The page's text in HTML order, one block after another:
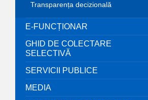
Transparența decizională
E-FUNCȚIONAR
GHID DE COLECTARE
SELECTIVĂ
SERVICII PUBLICE
MEDIA